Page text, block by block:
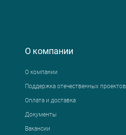
О компании
О компании
Поддержка отечественных проектов
Оплата и доставка
Документы
Вакансии